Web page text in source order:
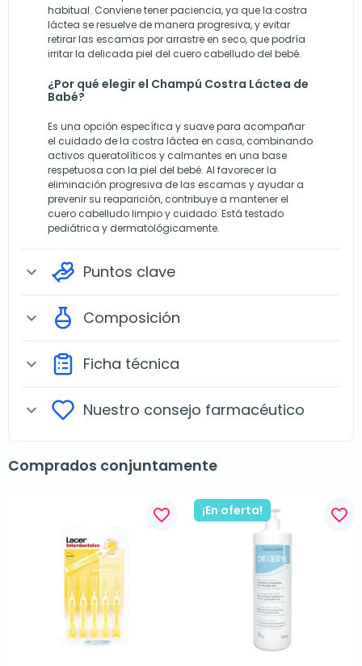
habitual. Conviene tener paciencia, ya que la costra
láctea se resuelve de manera progresiva, y evitar
retirar las escamas por arrastre en seco, que podría
irritar la delicada piel del cuero cabelludo del bebé.
¿Por qué elegir el Champú Costra Láctea de
Babé?
Es una opción específica y suave para acompañar
el cuidado de la costra láctea en casa, combinando
activos queratolíticos y calmantes en una base
respetuosa con la piel del bebé. Al favorecer la
eliminación progresiva de las escamas y ayudar a
prevenir su reaparición, contribuye a mantener el
cuero cabelludo limpio y cuidado. Está testado
pediátrica y dermatológicamente.
expand_more Puntos clave
expand_more Composición
expand_more Ficha técnica
expand_more Nuestro consejo farmacéutico
Comprados conjuntamente
favorite_border ¡En oferta! favorite_border